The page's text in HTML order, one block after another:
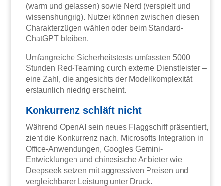
(warm und gelassen) sowie Nerd (verspielt und
wissenshungrig). Nutzer können zwischen diesen
Charakterzügen wählen oder beim Standard-
ChatGPT bleiben.
Umfangreiche Sicherheitstests umfassten 5000
Stunden Red-Teaming durch externe Dienstleister –
eine Zahl, die angesichts der Modellkomplexität
erstaunlich niedrig erscheint.
Konkurrenz schläft nicht
Während OpenAI sein neues Flaggschiff präsentiert,
zieht die Konkurrenz nach. Microsofts Integration in
Office-Anwendungen, Googles Gemini-
Entwicklungen und chinesische Anbieter wie
Deepseek setzen mit aggressiven Preisen und
vergleichbarer Leistung unter Druck.